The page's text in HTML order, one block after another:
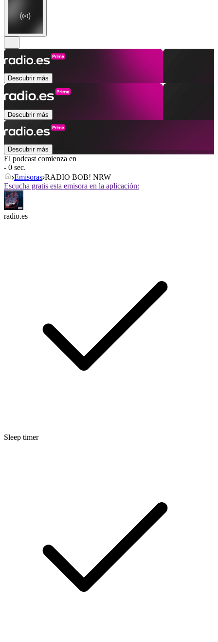
Descubrir más
Descubrir más
Descubrir más
El podcast comienza en
- 0 sec.
Emisoras RADIO BOB! NRW
Escucha gratis esta emisora en la aplicación:
radio.es
Sleep timer